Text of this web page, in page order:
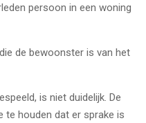
persoon in een woning
de bewoonster is van het
is niet duidelijk. De
te houden dat er sprake is